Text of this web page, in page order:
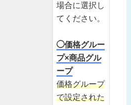
場合に選択し
てください。
◯価格グルー
プ×商品グル
ープ
価格グループ
で設定された